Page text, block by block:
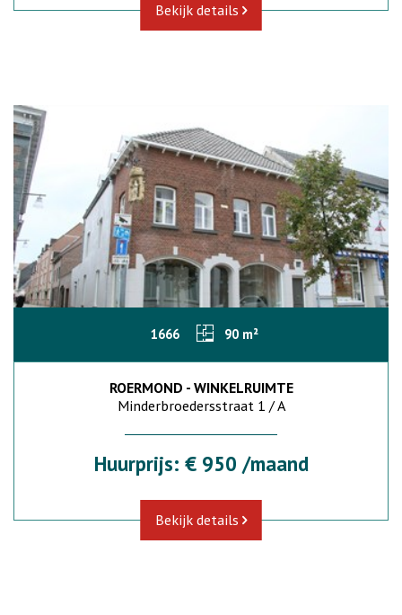
Bekijk details
1666 90 m²
ROERMOND - WINKELRUIMTE
Minderbroedersstraat 1 / A
Huurprijs: € 950 /maand
Bekijk details